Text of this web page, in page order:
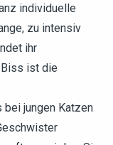
individuelle
zu intensiv
ihr
Biss ist die
jungen Katzen